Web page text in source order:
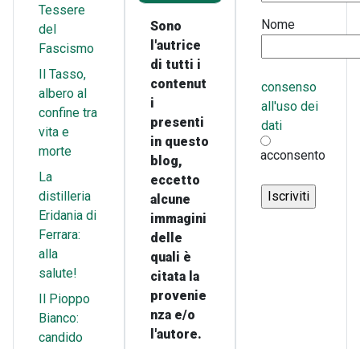
Tessere
del
Fascismo
Il Tasso,
albero al
confine tra
vita e
morte
La
distilleria
Eridania di
Ferrara:
alla
salute!
Il Pioppo
Bianco:
candido
Sono
l'autrice
di tutti i
contenut
i
presenti
in questo
blog,
eccetto
alcune
immagini
delle
quali è
citata la
provenie
nza e/o
l'autore.
Nome
consenso
all'uso dei
dati
acconsento